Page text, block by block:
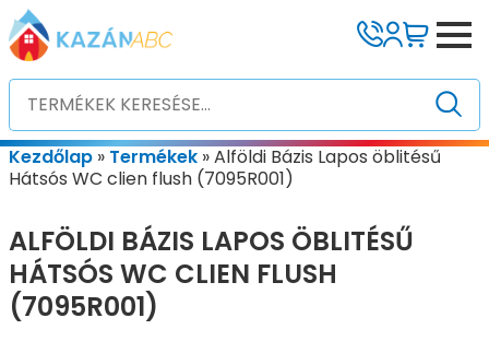
Kezdőlap » Termékek »Alföldi Bázis Lapos öblitésű
Hátsós WC clien flush (7095R001)
ALFÖLDI BÁZIS LAPOS ÖBLITÉSŰ
HÁTSÓS WC CLIEN FLUSH
(7095R001)